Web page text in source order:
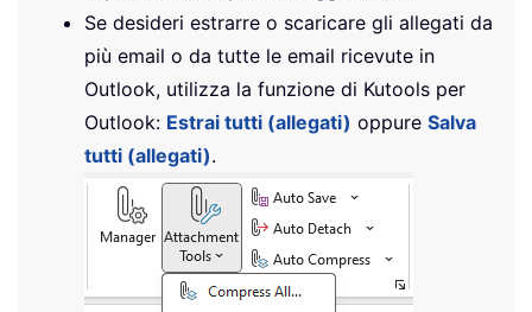
Se desideri estrarre o scaricare gli allegati da
più email o da tutte le email ricevute in
Outlook, utilizza la funzione di Kutools per
Outlook: Estrai tutti (allegati) oppure Salva
tutti (allegati).